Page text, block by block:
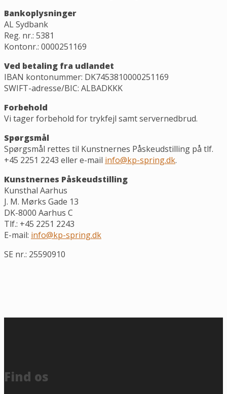
Bankoplysninger
AL Sydbank
Reg. nr.: 5381
Kontonr.: 0000251169
Ved betaling fra udlandet
IBAN kontonummer: DK7453810000251169
SWIFT-adresse/BIC: ALBADKKK
Forbehold
Vi tager forbehold for trykfejl samt servernedbrud.
Spørgsmål
Spørgsmål rettes til Kunstnernes Påskeudstilling på tlf.
+45 2251 2243 eller e-mail info@kp-spring.dk.
Kunstnernes Påskeudstilling
Kunsthal Aarhus
J. M. Mørks Gade 13
DK-8000 Aarhus C
Tlf.: +45 2251 2243
E-mail: info@kp-spring.dk
SE nr.: 25590910
Find os